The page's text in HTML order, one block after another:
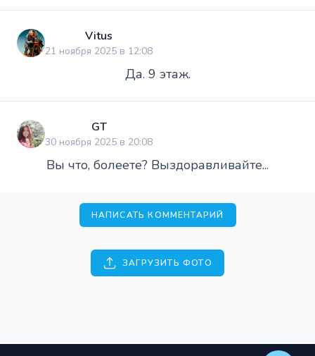
Vitus
21 ноября 2025 в 12:08
Да. 9 этаж.
GT
30 ноября 2025 в 20:08
Вы что, болеете? Выздоравливайте...
НАПИСАТЬ КОММЕНТАРИЙ
ЗАГРУЗИТЬ ФОТО